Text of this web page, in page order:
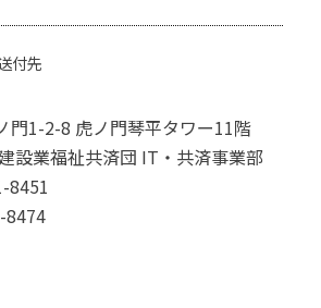
付先
門1-2-8 虎ノ門琴平タワー11階
設業福祉共済団 IT・共済事業部
8451
8474